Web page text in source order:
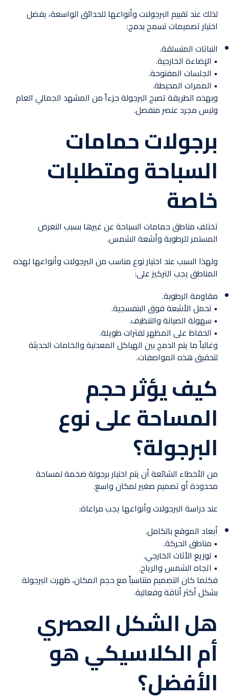
لذلك عند تقييم البرجولات وأنواعها للحدائق الواسعة، يفضل
اختيار تصميمات تسمح بدمج:
النباتات المتسلقة.
• الإضاءة الخارجية.
• الجلسات المفتوحة.
• الممرات المحيطة.
وبهذه الطريقة تصبح البرجولة جزءاً من المشهد الجمالي العام
وليس مجرد عنصر منفصل.
برجولات حمامات
السباحة ومتطلبات
خاصة
تختلف مناطق حمامات السباحة عن غيرها بسبب التعرض
المستمر للرطوبة وأشعة الشمس.
ولهذا السبب عند اختيار نوع مناسب من البرجولات وأنواعها لهذه
المناطق يجب التركيز على:
مقاومة الرطوبة.
• تحمل الأشعة فوق البنفسجية.
• سهولة الصيانة والتنظيف.
• الحفاظ على المظهر لفترات طويلة.
وغالباً ما يتم الدمج بين الهياكل المعدنية والخامات الحديثة
لتحقيق هذه المواصفات.
كيف يؤثر حجم
المساحة على نوع
البرجولة؟
من الأخطاء الشائعة أن يتم اختيار برجولة ضخمة لمساحة
محدودة أو تصميم صغير لمكان واسع.
عند دراسة البرجولات وأنواعها يجب مراعاة:
أبعاد الموقع بالكامل.
• مناطق الحركة.
• توزيع الأثاث الخارجي.
• اتجاه الشمس والرياح.
فكلما كان التصميم متناسباً مع حجم المكان، ظهرت البرجولة
بشكل أكثر أناقة وفعالية.
هل الشكل العصري
أم الكلاسيكي هو
الأفضل؟